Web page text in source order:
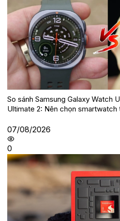
So sánh Samsung Galaxy Watch
Ultimate 2: Nên chọn smartwatch
07/08/2026
0